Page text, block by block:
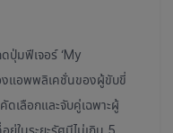
ปุ่มฟีเจอร์ ‘My
งแอพพลิเคชั่นของผู้ขับขี่
ดเลือกและจับคู่เฉพาะผู้